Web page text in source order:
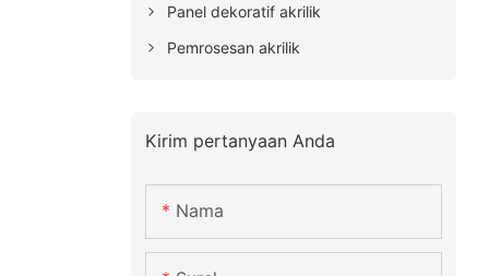
Panel dekoratif akrilik
Pemrosesan akrilik
Kirim pertanyaan Anda
Nama